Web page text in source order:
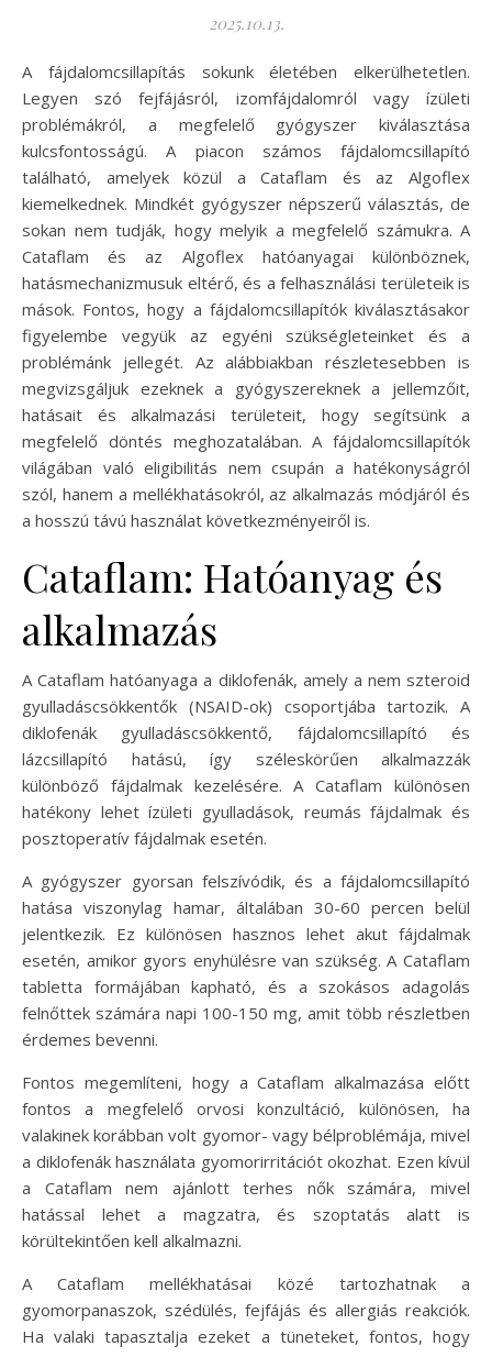
2025.10.13.
A fájdalomcsillapítás sokunk életében elkerülhetetlen.
Legyen szó fejfájásról, izomfájdalomról vagy ízületi
problémákról, a megfelelő gyógyszer kiválasztása
kulcsfontosságú. A piacon számos fájdalomcsillapító
található, amelyek közül a Cataflam és az Algoflex
kiemelkednek. Mindkét gyógyszer népszerű választás, de
sokan nem tudják, hogy melyik a megfelelő számukra. A
Cataflam és az Algoflex hatóanyagai különböznek,
hatásmechanizmusuk eltérő, és a felhasználási területeik is
mások. Fontos, hogy a fájdalomcsillapítók kiválasztásakor
figyelembe vegyük az egyéni szükségleteinket és a
problémánk jellegét. Az alábbiakban részletesebben is
megvizsgáljuk ezeknek a gyógyszereknek a jellemzőit,
hatásait és alkalmazási területeit, hogy segítsünk a
megfelelő döntés meghozatalában. A fájdalomcsillapítók
világában való eligibilitás nem csupán a hatékonyságról
szól, hanem a mellékhatásokról, az alkalmazás módjáról és
a hosszú távú használat következményeiről is.
Cataflam: Hatóanyag és
alkalmazás
A Cataflam hatóanyaga a diklofenák, amely a nem szteroid
gyulladáscsökkentők (NSAID-ok) csoportjába tartozik. A
diklofenák gyulladáscsökkentő, fájdalomcsillapító és
lázcsillapító hatású, így széleskörűen alkalmazzák
különböző fájdalmak kezelésére. A Cataflam különösen
hatékony lehet ízületi gyulladások, reumás fájdalmak és
posztoperatív fájdalmak esetén.
A gyógyszer gyorsan felszívódik, és a fájdalomcsillapító
hatása viszonylag hamar, általában 30-60 percen belül
jelentkezik. Ez különösen hasznos lehet akut fájdalmak
esetén, amikor gyors enyhülésre van szükség. A Cataflam
tabletta formájában kapható, és a szokásos adagolás
felnőttek számára napi 100-150 mg, amit több részletben
érdemes bevenni.
Fontos megemlíteni, hogy a Cataflam alkalmazása előtt
fontos a megfelelő orvosi konzultáció, különösen, ha
valakinek korábban volt gyomor- vagy bélproblémája, mivel
a diklofenák használata gyomorirritációt okozhat. Ezen kívül
a Cataflam nem ajánlott terhes nők számára, mivel
hatással lehet a magzatra, és szoptatás alatt is
körültekintően kell alkalmazni.
A Cataflam mellékhatásai közé tartozhatnak a
gyomorpanaszok, szédülés, fejfájás és allergiás reakciók.
Ha valaki tapasztalja ezeket a tüneteket, fontos, hogy